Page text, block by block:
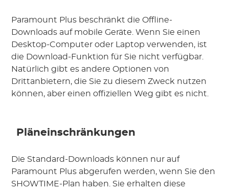
Paramount Plus beschränkt die Offline-
Downloads auf mobile Geräte. Wenn Sie einen
Desktop-Computer oder Laptop verwenden, ist
die Download-Funktion für Sie nicht verfügbar.
Natürlich gibt es andere Optionen von
Drittanbietern, die Sie zu diesem Zweck nutzen
können, aber einen offiziellen Weg gibt es nicht.
Pläneinschränkungen
Die Standard-Downloads können nur auf
Paramount Plus abgerufen werden, wenn Sie den
SHOWTIME-Plan haben. Sie erhalten diese